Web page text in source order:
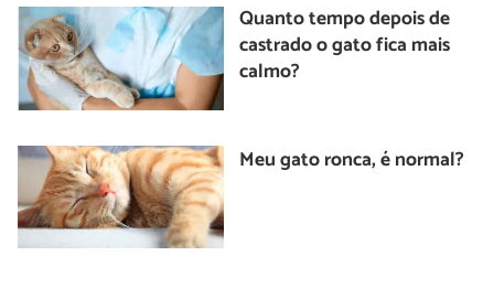
Quanto tempo depois de
castrado o gato fica mais
calmo?
Meu gato ronca, é normal?